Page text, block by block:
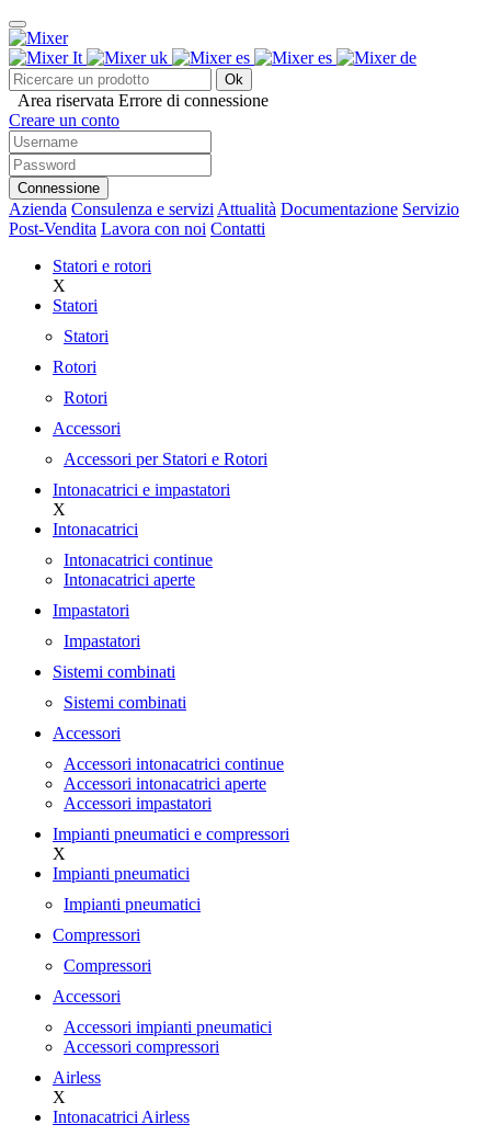
Ok
Area riservata Errore di connessione
Creare un conto
Connessione
Azienda Consulenza e servizi Attualità Documentazione Servizio
Post-Vendita Lavora con noi Contatti
Statori e rotori
X
Statori
Statori
Rotori
Rotori
Accessori
Accessori per Statori e Rotori
Intonacatrici e impastatori
X
Intonacatrici
Intonacatrici continue
Intonacatrici aperte
Impastatori
Impastatori
Sistemi combinati
Sistemi combinati
Accessori
Accessori intonacatrici continue
Accessori intonacatrici aperte
Accessori impastatori
Impianti pneumatici e compressori
X
Impianti pneumatici
Impianti pneumatici
Compressori
Compressori
Accessori
Accessori impianti pneumatici
Accessori compressori
Airless
X
Intonacatrici Airless